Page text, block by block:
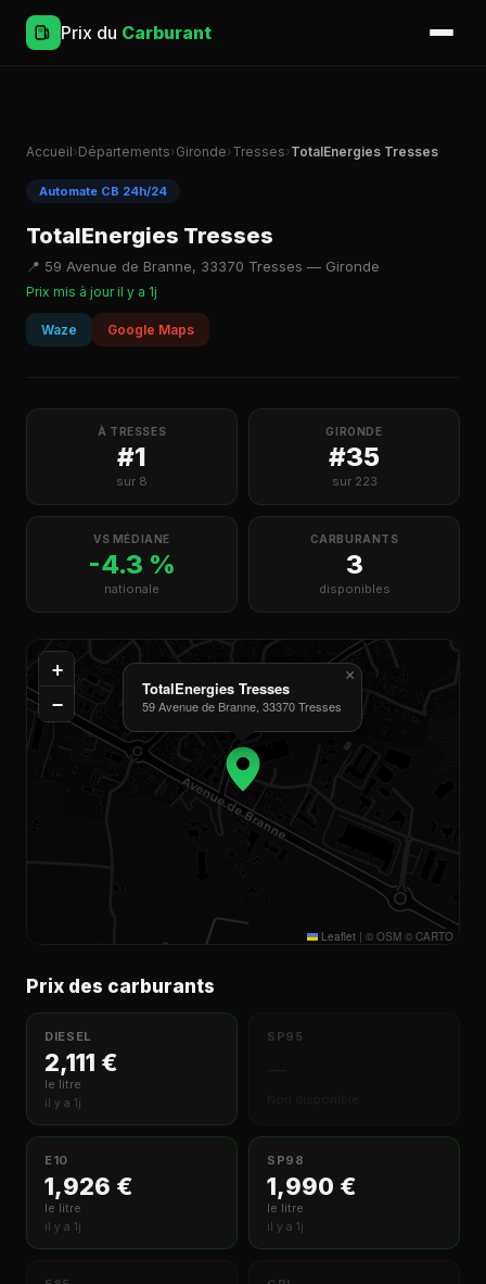
Prix du Carburant
Accueil›Départements›Gironde›Tresses›TotalEnergies Tresses
Automate CB 24h/24
TotalEnergies Tresses
📍 59 Avenue de Branne, 33370 Tresses — Gironde
Prix mis à jour il y a 1j
Waze Google Maps
À TRESSES
#1
sur 8
GIRONDE
#35
sur 223
VS MÉDIANE
-4.3 %
nationale
CARBURANTS
3
disponibles
TotalEnergies Tresses
59 Avenue de Branne, 33370 Tresses
×
+
−
Leaflet | © OSM © CARTO
Prix des carburants
DIESEL
2,111 €
le litre
il y a 1j
SP95
E10
1,926 €
le litre
il y a 1j
SP98
1,990 €
le litre
il y a 1j